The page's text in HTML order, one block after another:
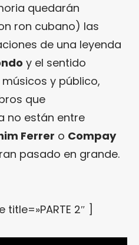
quedarán
ron cubano) las
de una leyenda
y el sentido
y público,
que
no están entre
Ferrer o Compay
pasado en grande.
2″ ]